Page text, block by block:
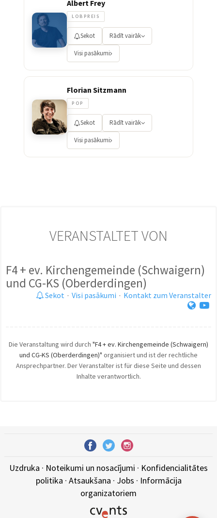
Albert Frey
LOBPREIS
Sekot Rādīt vairāk
Visi pasākumi
Florian Sitzmann
POP
Sekot Rādīt vairāk
Visi pasākumi
VERANSTALTET VON
F4 + ev. Kirchengemeinde (Schwaigern)
und CG-KS (Oberderdingen)
Sekot · Visi pasākumi · Kontakt zum Veranstalter
Die Veranstaltung wird durch "F4 + ev. Kirchengemeinde (Schwaigern)
und CG-KS (Oberderdingen)" organisiert und ist der rechtliche
Ansprechpartner. Der Veranstalter ist für diese Seite und dessen
Inhalte verantwortlich.
Uzdruka · Noteikumi un nosacījumi · Konfidencialitātes
politika · Atsaukšana · Jobs · Informācija
organizatoriem